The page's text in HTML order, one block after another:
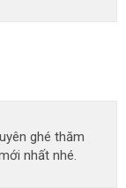
ghé thăm
nhất nhé.